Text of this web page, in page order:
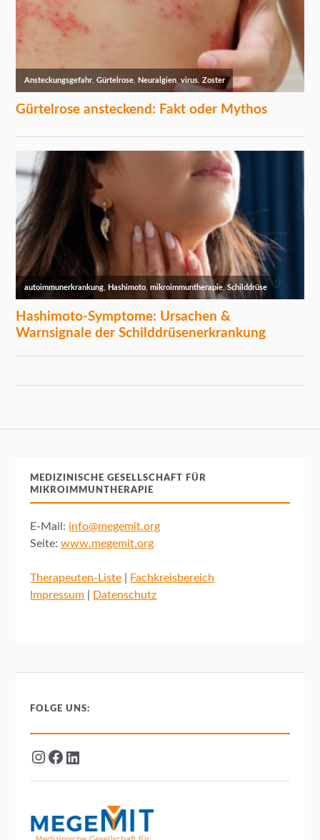
MEDIZINISCHE GESELLSCHAFT FÜR
MIKROIMMUNTHERAPIE
E-Mail: info@megemit.org
Seite:www.megemit.org
Therapeuten-Liste
Fachkreisbereich
Impressum
Datenschutz
FOLGE UNS: